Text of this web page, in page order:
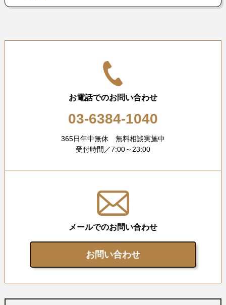
お電話でのお問い合わせ
03-6384-1040
365日年中無休 無料相談実施中
受付時間／7:00～23:00
メールでのお問い合わせ
お問い合わせ